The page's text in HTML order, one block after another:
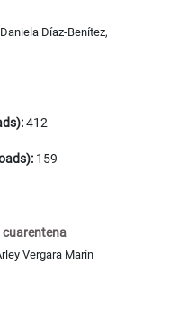
Díaz-Benítez,
412
159
cuarentena
Vergara Marín